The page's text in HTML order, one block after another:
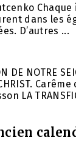
dans les
D’autres ...
DE NOTRE
CHRIST.
LA